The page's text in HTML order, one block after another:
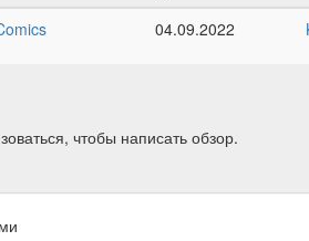
04.09.2022
чтобы написать обзор.